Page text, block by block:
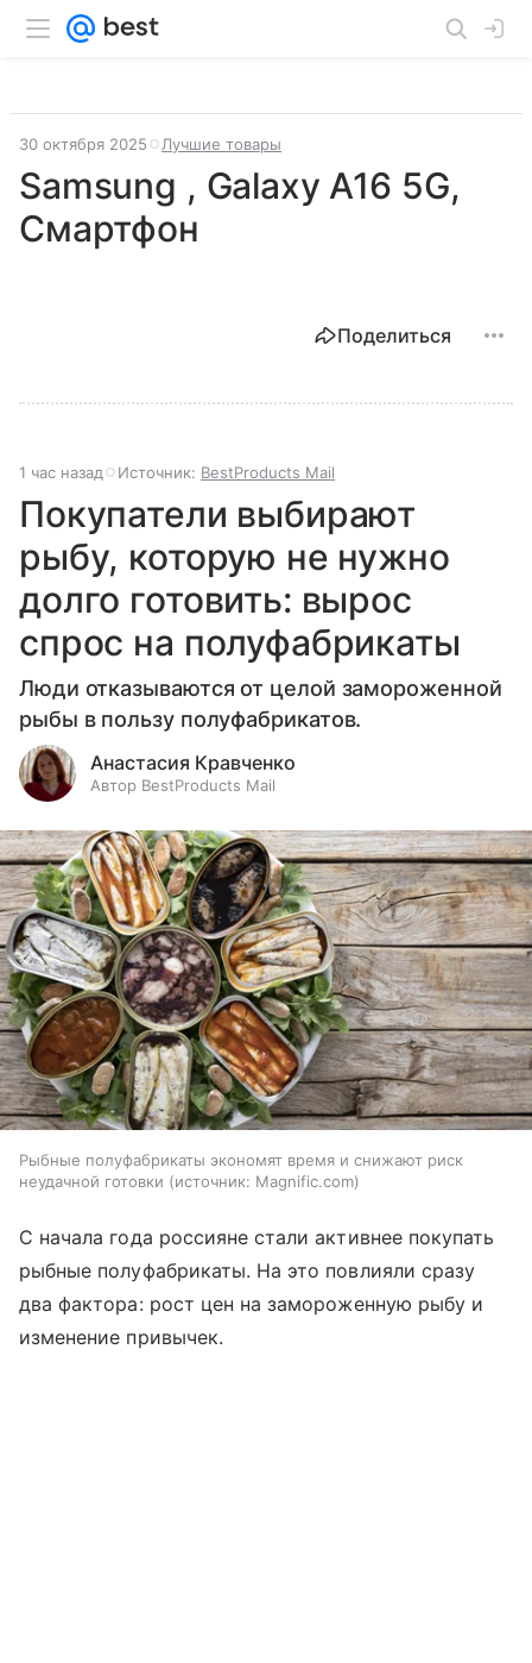
30 октября 2025 Лучшие товары
Samsung , Galaxy A16 5G,
Смартфон
Поделиться
1 час назад Источник: BestProducts Mail
Покупатели выбирают
рыбу, которую не нужно
долго готовить: вырос
спрос на полуфабрикаты
Люди отказываются от целой замороженной
рыбы в пользу полуфабрикатов.
Анастасия Кравченко
Автор BestProducts Mail
Рыбные полуфабрикаты экономят время и снижают риск
неудачной готовки
источник: Magnific.com
С начала года россияне стали активнее покупать
рыбные полуфабрикаты. На это повлияли сразу
два фактора: рост цен на замороженную рыбу и
изменение привычек.